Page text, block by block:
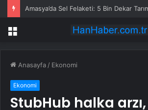
Amasya’da Sel Felaketi: 5 Bin Dekar
Menü
Anasayfa / Ekonomi
Ekonomi
StubHub halka